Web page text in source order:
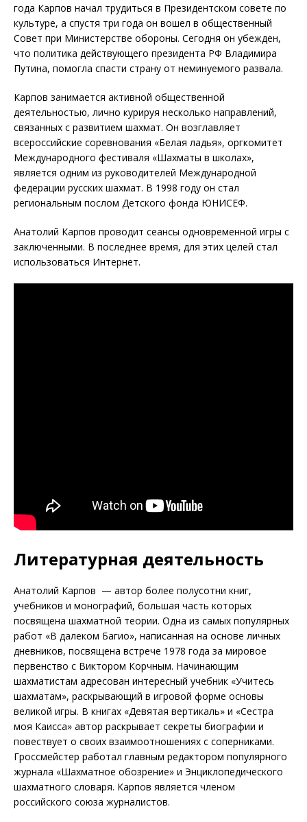
года Карпов начал трудиться в Президентском совете по
культуре, а спустя три года он вошел в общественный
Совет при Министерстве обороны. Сегодня он убежден,
что политика действующего президента РФ Владимира
Путина, помогла спасти страну от неминуемого развала.
Карпов занимается активной общественной
деятельностью, лично курируя несколько направлений,
связанных с развитием шахмат. Он возглавляет
всероссийские соревнования «Белая ладья», оргкомитет
Международного фестиваля «Шахматы в школах»,
является одним из руководителей Международной
федерации русских шахмат. В 1998 году он стал
региональным послом Детского фонда ЮНИСЕФ.
Анатолий Карпов проводит сеансы одновременной игры с
заключенными. В последнее время, для этих целей стал
использоваться Интернет.
Литературная деятельность
Анатолий Карпов — автор более полусотни книг,
учебников и монографий, большая часть которых
посвящена шахматной теории. Одна из самых популярных
работ «В далеком Багио», написанная на основе личных
дневников, посвящена встрече 1978 года за мировое
первенство с Виктором Корчным. Начинающим
шахматистам адресован интересный учебник «Учитесь
шахматам», раскрывающий в игровой форме основы
великой игры. В книгах «Девятая вертикаль» и «Сестра
моя Каисса» автор раскрывает секреты биографии и
повествует о своих взаимоотношениях с соперниками.
Гроссмейстер работал главным редактором популярного
журнала «Шахматное обозрение» и Энциклопедического
шахматного словаря. Карпов является членом
российского союза журналистов.